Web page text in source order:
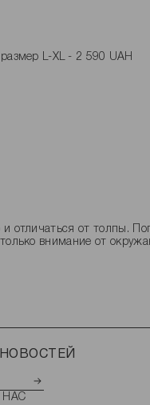
L-XL - 2 590 UAH
цвета размер S - 2 890
отличаться от толпы.
внимание от
советы, которые
НАС